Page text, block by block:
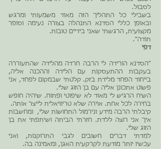
לסבול.
בשבילי כל התהליך הזה מאוד משמעותי ומרגש
ובאופן כללי הסדנא התנהלה בצורה נעימה וסופר
מקצועית, הרגשתי שאני בידיים טובות.
תודה".
דפי
"הסדנא הורידה לי הרבה חרדה מהלידה שהתעוררה
בעקבות ההתעסקות עם הלידה וההכנה אליה,
בייחוד הפחד מלידת בזק. קלטתי שבמקום לפחד, אני
פשוט אתכונן אליה עם בן הזוג שלי.
השיח הרגיש לי מאוד לא שיפוטי ופתוח. שיהיה חופש
בחירה לכל אחת. אוירה שלא טריוויאלית לייצר אותה.
קיבלתי הרבה מידע ונירמול התחושות שלי, ומחשבות
איך אני רוצה ללדת. חזרתי הביתה ושיתפתי את בן
הזוג שלי.
למדתי דברים חשובים לגבי התרוקנות, ואני
עכשיו יותר מודעת לקרקעית האגן, ומאמינה בה.